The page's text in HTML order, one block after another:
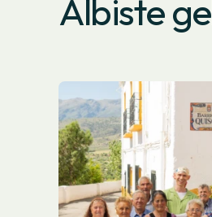
Albiste